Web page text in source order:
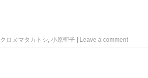
クロヌマタカトシ, 小原聖子 Leave a comment